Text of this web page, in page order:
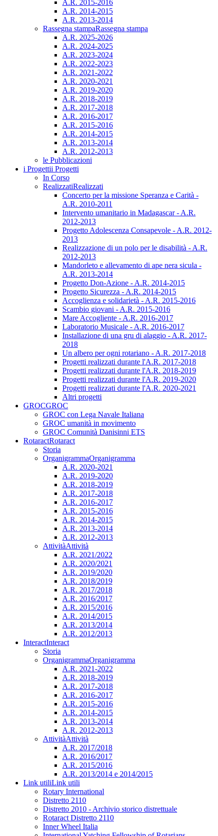
A.R. 2015-2016
A.R. 2014-2015
A.R. 2013-2014
Rassegna stampaRassegna stampa
A.R. 2025-2026
A.R. 2024-2025
A.R. 2023-2024
A.R. 2022-2023
A.R. 2021-2022
A.R. 2020-2021
A.R. 2019-2020
A.R. 2018-2019
A.R. 2017-2018
A.R. 2016-2017
A.R. 2015-2016
A.R. 2014-2015
A.R. 2013-2014
A.R. 2012-2013
le Pubblicazioni
i Progettii Progetti
In Corso
RealizzatiRealizzati
Concerto per la missione Speranza e Carità -
A.R. 2010-2011
Intervento umanitario in Madagascar - A.R.
2012-2013
Progetto Adolescenza Consapevole - A.R. 2012-
2013
Realizzazione di un polo per le disabilità - A.R.
2012-2013
Mandorleto e allevamento di ape nera sicula -
A.R. 2013-2014
Progetto Don-Azione - A.R. 2014-2015
Progetto Sicurezza - A.R. 2014-2015
Accoglienza e solidarietà - A.R. 2015-2016
Scambio giovani - A.R. 2015-2016
Mare Accogliente - A.R. 2016-2017
Laboratorio Musicale - A.R. 2016-2017
Installazione di una gru di alaggio - A.R. 2017-
2018
Un albero per ogni rotariano - A.R. 2017-2018
Progetti realizzati durante l'A.R. 2017-2018
Progetti realizzati durante l'A.R. 2018-2019
Progetti realizzati durante l'A.R. 2019-2020
Progetti realizzati durante l'A.R. 2020-2021
Altri progetti
GROCGROC
GROC con Lega Navale Italiana
GROC umanità in movimento
GROC Comunità Danisinni ETS
RotaractRotaract
Storia
OrganigrammaOrganigramma
A.R. 2020-2021
A.R. 2019-2020
A.R. 2018-2019
A.R. 2017-2018
A.R. 2016-2017
A.R. 2015-2016
A.R. 2014-2015
A.R. 2013-2014
A.R. 2012-2013
AttivitàAttività
A.R. 2021/2022
A.R. 2020/2021
A.R. 2019/2020
A.R. 2018/2019
A.R. 2017/2018
A.R. 2016/2017
A.R. 2015/2016
A.R. 2014/2015
A.R. 2013/2014
A.R. 2012/2013
InteractInteract
Storia
OrganigrammaOrganigramma
A.R. 2021-2022
A.R. 2018-2019
A.R. 2017-2018
A.R. 2016-2017
A.R. 2015-2016
A.R. 2014-2015
A.R. 2013-2014
A.R. 2012-2013
AttivitàAttività
A.R. 2017/2018
A.R. 2016/2017
A.R. 2015/2016
A.R. 2013/2014 e 2014/2015
Link utiliLink utili
Rotary International
Distretto 2110
Distretto 2010 - Archivio storico distrettuale
Rotaract Distretto 2110
Inner Wheel Italia